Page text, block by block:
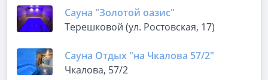
Сауна "Золотой оазис"
Терешковой (ул. Ростовская, 17)
Сауна Отдых "на Чкалова 57/2"
Чкалова, 57/2